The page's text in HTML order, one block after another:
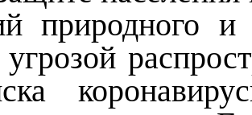
природного и
угрозой